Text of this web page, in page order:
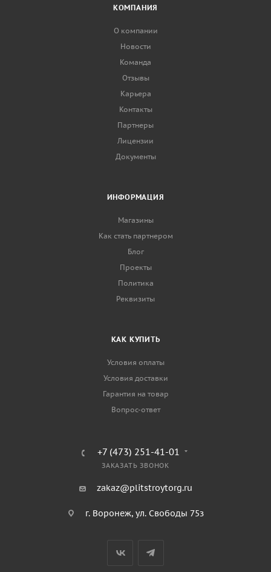
КОМПАНИЯ
О компании
Новости
Команда
Отзывы
Карьера
Контакты
Партнеры
Лицензии
Документы
ИНФОРМАЦИЯ
Магазины
Как стать партнером
Блог
Проекты
Политика
Реквизиты
КАК КУПИТЬ
Условия оплаты
Условия доставки
Гарантия на товар
Вопрос-ответ
+7 (473) 251-41-01
ЗАКАЗАТЬ ЗВОНОК
zakaz@plitstroytorg.ru
г. Воронеж, ул. Свободы 75з